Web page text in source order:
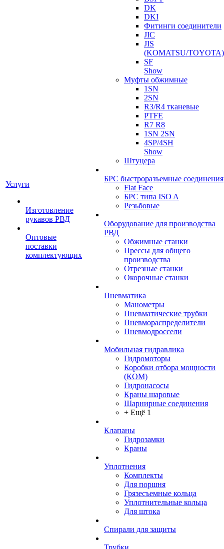
Услуги
Изготовление
рукавов РВД
Оптовые
поставки
комплектующих
DK
DKI
Фитинги соединители
JIC
JIS
(KOMATSU/TOYOTA)
SF
Show
Муфты обжимные
1SN
2SN
R3/R4 тканевые
PTFE
R7 R8
1SN 2SN
4SP/4SH
Show
Штуцера
БРС быстроразъемные соединения
Flat Face
БРС типа ISO A
Резьбовые
Оборудование для производства
РВД
Обжимные станки
Прессы для общего
производства
Отрезные станки
Окорочные станки
Пневматика
Манометры
Пневматические трубки
Пневмораспределители
Пневмодроссели
Мобильная гидравлика
Гидромоторы
Коробки отбора мощности
(КОМ)
Гидронасосы
Краны шаровые
Шарнирные соединения
+ Ещё 1
Клапаны
Гидрозамки
Краны
Уплотнения
Комплекты
Для поршня
Грязесъемные кольца
Уплотнительные кольца
Для штока
Спирали для защиты
Трубки